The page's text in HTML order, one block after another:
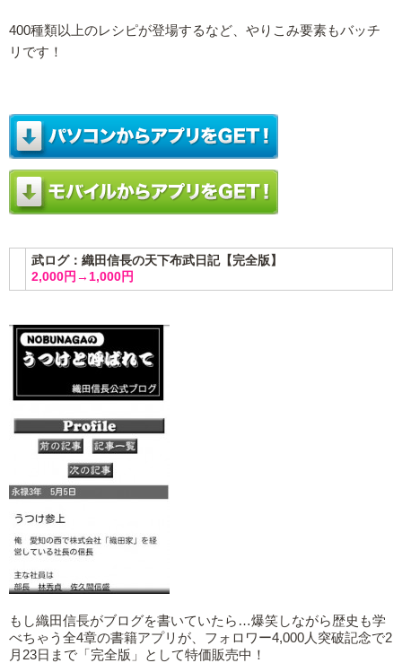
400種類以上のレシピが登場するなど、やりこみ要素もバッチ
リです！
武ログ：織田信長の天下布武日記【完全版】
2,000円→1,000円
もし織田信長がブログを書いていたら…爆笑しながら歴史も学
べちゃう全4章の書籍アプリが、フォロワー4,000人突破記念で2
月23日まで「完全版」として特価販売中！